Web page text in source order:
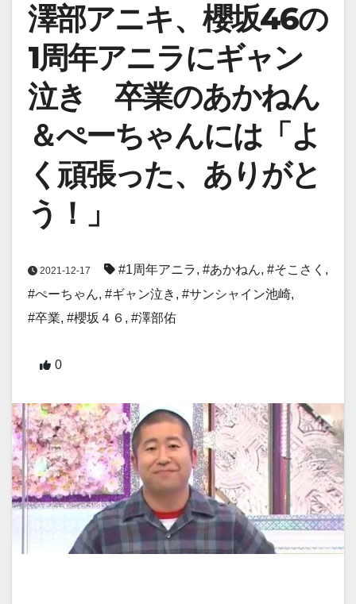
澤部アニキ、櫻坂46の
1周年アニラにギャン
泣き 卒業のあかねん
＆ぺーちゃんには「よ
く頑張った、ありがと
う！」
2021-12-17 #1周年アニラ, #あかねん, #そこさく ,
#ぺーちゃん, #ギャン泣き , #サンシャイン池崎,
#卒業, #櫻坂４６ , #澤部佑
0